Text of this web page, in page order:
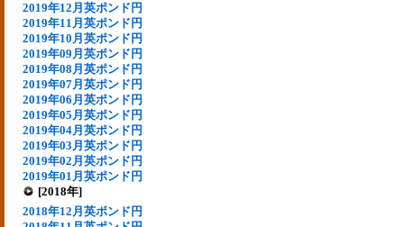
2019年12月英ポンド円
2019年11月英ポンド円
2019年10月英ポンド円
2019年09月英ポンド円
2019年08月英ポンド円
2019年07月英ポンド円
2019年06月英ポンド円
2019年05月英ポンド円
2019年04月英ポンド円
2019年03月英ポンド円
2019年02月英ポンド円
2019年01月英ポンド円
[2018年]
2018年12月英ポンド円